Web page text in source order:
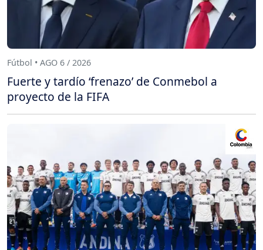
Fútbol • AGO 6 / 2026
Fuerte y tardío ‘frenazo’ de Conmebol a
proyecto de la FIFA